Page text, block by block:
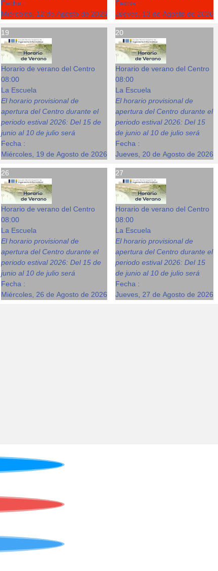
Fecha :
Miércoles, 12 de Agosto de 2026
Fecha :
Jueves, 13 de Agosto de 2026
19
Horario de verano del Centro
08:00
La Escuela
El horario provisional de
apertura del Centro durante el
periodo estival 2026: Del 15 de
junio al 10 de julio será
Fecha :
Miércoles, 19 de Agosto de 2026
20
Horario de verano del Centro
08:00
La Escuela
El horario provisional de
apertura del Centro durante el
periodo estival 2026: Del 15
de junio al 10 de julio será
Fecha :
Jueves, 20 de Agosto de 2026
26
Horario de verano del Centro
08:00
La Escuela
El horario provisional de
apertura del Centro durante el
periodo estival 2026: Del 15 de
junio al 10 de julio será
Fecha :
Miércoles, 26 de Agosto de 2026
27
Horario de verano del Centro
08:00
La Escuela
El horario provisional de
apertura del Centro durante el
periodo estival 2026: Del 15
de junio al 10 de julio será
Fecha :
Jueves, 27 de Agosto de 2026